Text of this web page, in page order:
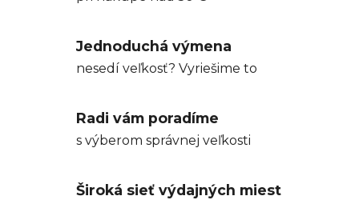
Jednoduchá výmena
nesedí veľkosť? Vyriešime to
Radi vám poradíme
s výberom správnej veľkosti
Široká sieť výdajných miest